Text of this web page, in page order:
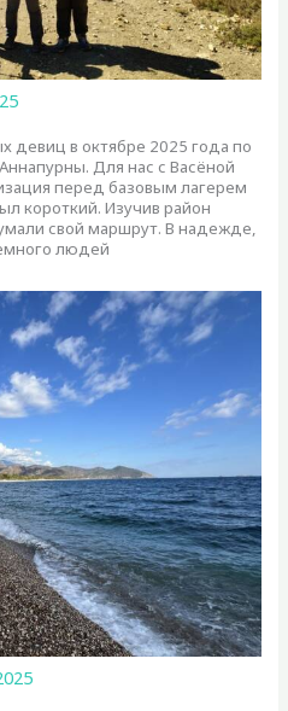
девиц в октябре 2025 года по
Для нас с Васёной
перед базовым лагерем
короткий. Изучив район
свой маршрут. В надежде,
людей